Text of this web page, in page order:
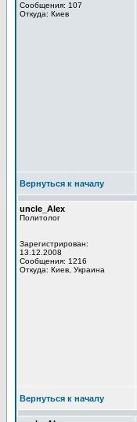
Сообщения: 107
Откуда: Киев
Вернуться к началу
uncle_Alex
Политолог
Зарегистрирован:
13.12.2008
Сообщения: 1216
Откуда: Киев, Украина
Вернуться к началу